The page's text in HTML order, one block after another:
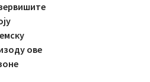
ове